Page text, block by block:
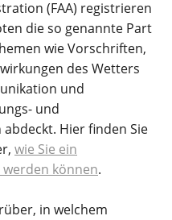
(FAA) registrieren
die so genannte Part
wie Vorschriften,
des Wetters
und
und
Hier finden Sie
wie Sie ein
können.
in welchem